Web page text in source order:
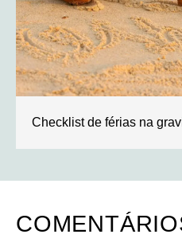
Checklist de férias na